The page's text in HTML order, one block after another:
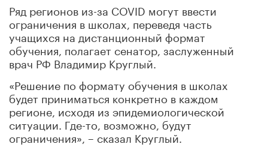
Ряд регионов из-за COVID могут ввести
ограничения в школах, переведя часть
учащихся на дистанционный формат
обучения, полагает сенатор, заслуженный
врач РФ Владимир Круглый.
«Решение по формату обучения в школах
будет приниматься конкретно в каждом
регионе, исходя из эпидемиологической
ситуации. Где-то, возможно, будут
ограничения», – сказал Круглый.